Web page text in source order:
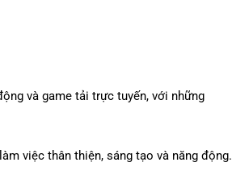
và game tải trực tuyến, với những
việc thân thiện, sáng tạo và năng động.